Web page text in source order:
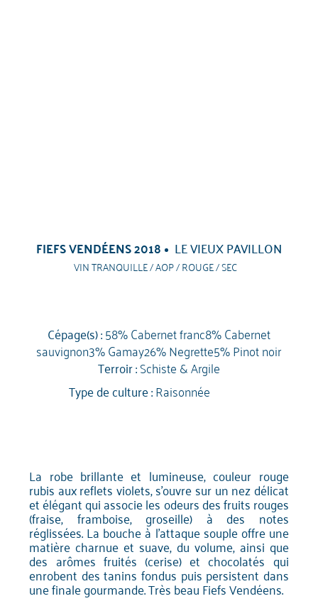
FIEFS VENDÉENS 2018 LE VIEUX PAVILLON
VIN TRANQUILLE / AOP / ROUGE / SEC
Cépage(s) :58% Cabernet franc8% Cabernet
sauvignon3% Gamay26% Negrette5% Pinot noir
Terroir :Schiste & Argile
Type de culture :Raisonnée
La robe brillante et lumineuse, couleur rouge
rubis aux reflets violets, s'ouvre sur un nez délicat
et élégant qui associe les odeurs des fruits rouges
(fraise, framboise, groseille) à des notes
réglissées. La bouche à l'attaque souple offre une
matière charnue et suave, du volume, ainsi que
des arômes fruités (cerise) et chocolatés qui
enrobent des tanins fondus puis persistent dans
une finale gourmande. Très beau Fiefs Vendéens.